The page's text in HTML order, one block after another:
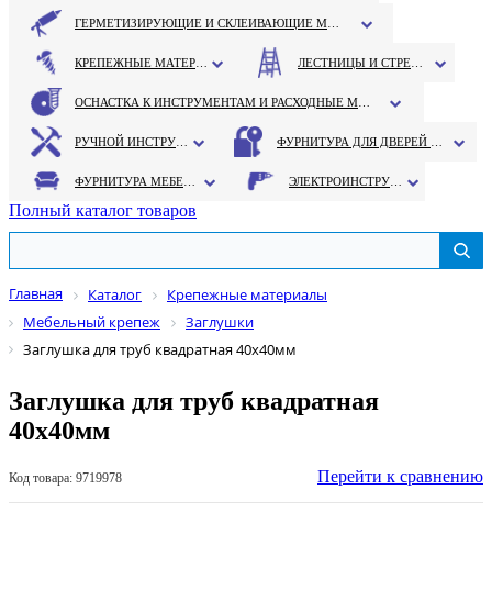
Полный каталог товаров
Главная Каталог
Крепежные материалы
Мебельный крепеж
Заглушки
Заглушка для труб квадратная 40х40мм
Заглушка для труб квадратная
40х40мм
Код товара: 9719978 Перейти к сравнению